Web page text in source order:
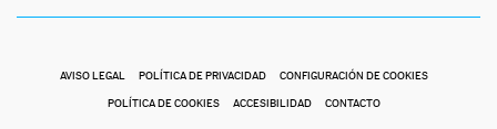
AVISO LEGAL POLÍTICA DE PRIVACIDAD CONFIGURACIÓN DE COOKIES
POLÍTICA DE COOKIES ACCESIBILIDAD CONTACTO